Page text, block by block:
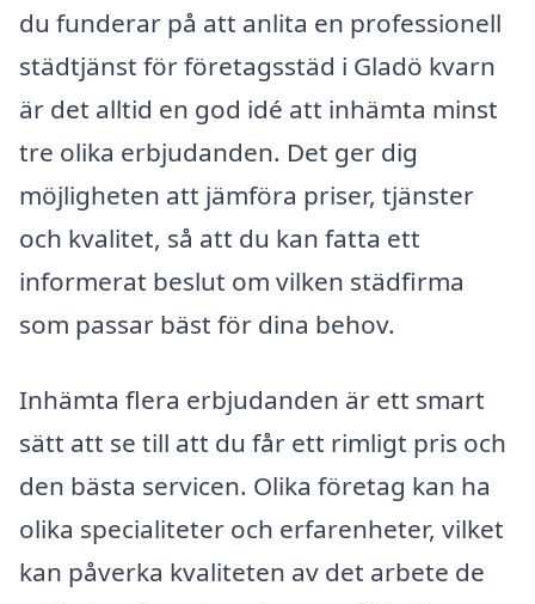
du funderar på att anlita en professionell
städtjänst för företagsstäd i Gladö kvarn
är det alltid en god idé att inhämta minst
tre olika erbjudanden. Det ger dig
möjligheten att jämföra priser, tjänster
och kvalitet, så att du kan fatta ett
informerat beslut om vilken städfirma
som passar bäst för dina behov.
Inhämta flera erbjudanden är ett smart
sätt att se till att du får ett rimligt pris och
den bästa servicen. Olika företag kan ha
olika specialiteter och erfarenheter, vilket
kan påverka kvaliteten av det arbete de